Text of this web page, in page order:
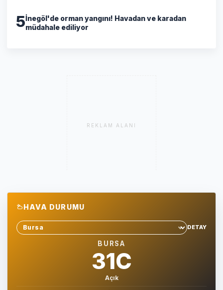
5İnegöl'de orman yangını! Havadan ve karadan
müdahale ediliyor
REKLAM ALANI
HAVA DURUMU
Sehir sec
DETAY
BURSA
31C
Açık